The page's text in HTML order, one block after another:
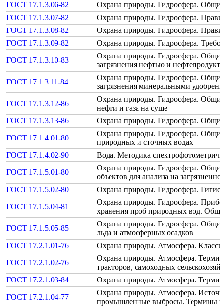
ГОСТ 17.1.3.06-82
Охрана природы. Гидросфера.
ГОСТ 17.1.3.07-82
Охрана природы. Гидросфера.
ГОСТ 17.1.3.08-82
Охрана природы. Гидросфера.
ГОСТ 17.1.3.09-82
Охрана природы. Гидросфера.
ГОСТ 17.1.3.10-83
Охрана природы. Гидросфера.
загрязнения нефтью и
ГОСТ 17.1.3.11-84
Охрана природы. Гидросфера.
загрязнения минеральными
ГОСТ 17.1.3.12-86
Охрана природы. Гидросфера.
нефти и газа на суше
ГОСТ 17.1.3.13-86
Охрана природы. Гидросфера.
ГОСТ 17.1.4.01-80
Охрана природы. Гидросфера.
природных и сточных водах
ГОСТ 17.1.4.02-90
Вода. Методика
ГОСТ 17.1.5.01-80
Охрана природы. Гидросфера.
объектов для анализа на
ГОСТ 17.1.5.02-80
Охрана природы. Гидросфера.
ГОСТ 17.1.5.04-81
Охрана природы. Гидросфера.
хранения проб природных вод.
ГОСТ 17.1.5.05-85
Охрана природы. Гидросфера.
льда и атмосферных осадков
ГОСТ 17.2.1.01-76
Охрана природы. Атмосфера.
ГОСТ 17.2.1.02-76
Охрана природы. Атмосфера.
тракторов, самоходных
ГОСТ 17.2.1.03-84
Охрана природы. Атмосфера.
ГОСТ 17.2.1.04-77
Охрана природы. Атмосфера.
промышленные выбросы. Термины